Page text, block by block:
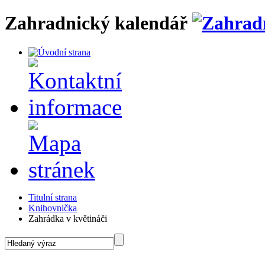
Zahradnický kalendář
Titulní strana
Knihovnička
Zahrádka v květináči